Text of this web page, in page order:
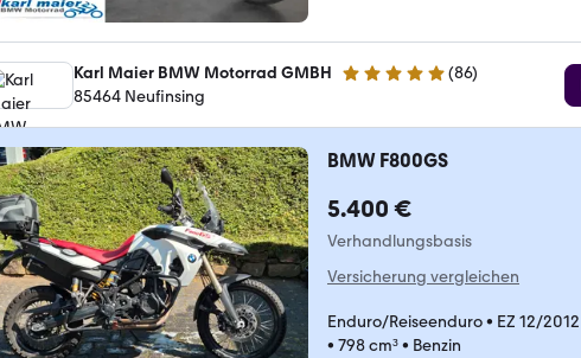
Karl Maier BMW Motorrad GMBH 4.9 Sterne (86)
85464 Neufinsing
BMW F800GS
5.400 €
Verhandlungsbasis
Versicherung vergleichen
Enduro/Reiseenduro• EZ 12/2012
• 798 cm³• Benzin